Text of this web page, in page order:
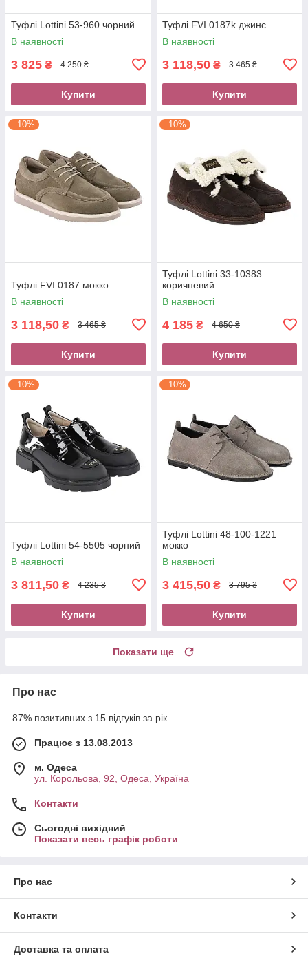
Туфлі Lottini 53-960 чорний
В наявності
3 825 ₴ 4 250 ₴
Купити
Туфлі FVI 0187k джинс
В наявності
3 118,50 ₴ 3 465 ₴
Купити
–10%
Туфлі FVI 0187 мокко
В наявності
3 118,50 ₴ 3 465 ₴
Купити
–10%
Туфлі Lottini 33-10383
коричневий
В наявності
4 185 ₴ 4 650 ₴
Купити
–10%
Туфлі Lottini 54-5505 чорний
В наявності
3 811,50 ₴ 4 235 ₴
Купити
–10%
Туфлі Lottini 48-100-1221
мокко
В наявності
3 415,50 ₴ 3 795 ₴
Купити
Показати ще
Про нас
87% позитивних з 15 відгуків за рік
Працює з 13.08.2013
м. Одеса
ул. Корольова, 92, Одеса, Україна
Контакти
Сьогодні вихідний
Показати весь графік роботи
Про нас
Контакти
Доставка та оплата